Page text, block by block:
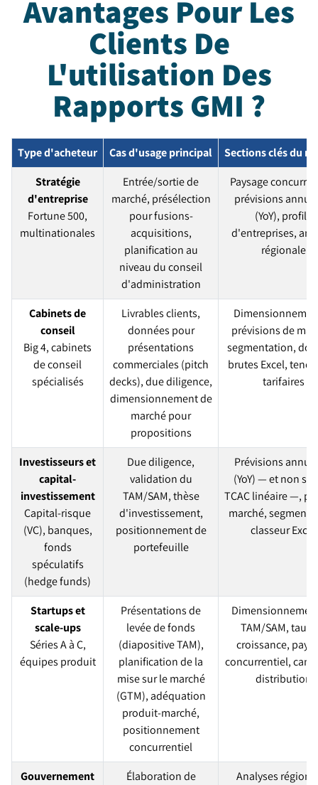
Avantages Pour Les
Clients De
L'utilisation Des
Rapports GMI ?
Type d'acheteur Cas d'usage principal
Sections clés du
Stratégie
d'entreprise
Fortune 500,
multinationales
Entrée/sortie de
marché, présélection
pour fusions-
acquisitions,
planification au
niveau du conseil
d'administration
Paysage
prévisions
(YoY), profils
d'entreprises,
régionale
Cabinets de
conseil
Big 4, cabinets
de conseil
spécialisés
Livrables clients,
données pour
présentations
commerciales (pitch
decks), due diligence,
dimensionnement de
marché pour
propositions
prévisions de
segmentation,
brutes Excel,
tarifaires
Investisseurs et
capital-
investissement
Capital-risque
(VC), banques,
fonds
spéculatifs
(hedge funds)
Due diligence,
validation du
TAM/SAM, thèse
d'investissement,
positionnement de
portefeuille
Prévisions
(YoY) — et non
TCAC linéaire —,
marché,
classeur Excel
Startups et
scale-ups
Séries A à C,
équipes produit
Présentations de
levée de fonds
(diapositive TAM),
planification de la
mise sur le marché
(GTM), adéquation
produit-marché,
positionnement
concurrentiel
TAM/SAM, taux
croissance,
concurrentiel,
distribution
Gouvernement
Élaboration de
Analyses